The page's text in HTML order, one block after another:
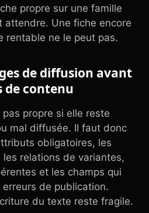
propre sur une famille
attendre. Une fiche encore
rentable ne le peut pas.
de diffusion avant
de contenu
propre si elle reste
mal diffusée. Il faut donc
obligatoires, les
relations de variantes,
et les champs qui
de publication.
du texte reste fragile.